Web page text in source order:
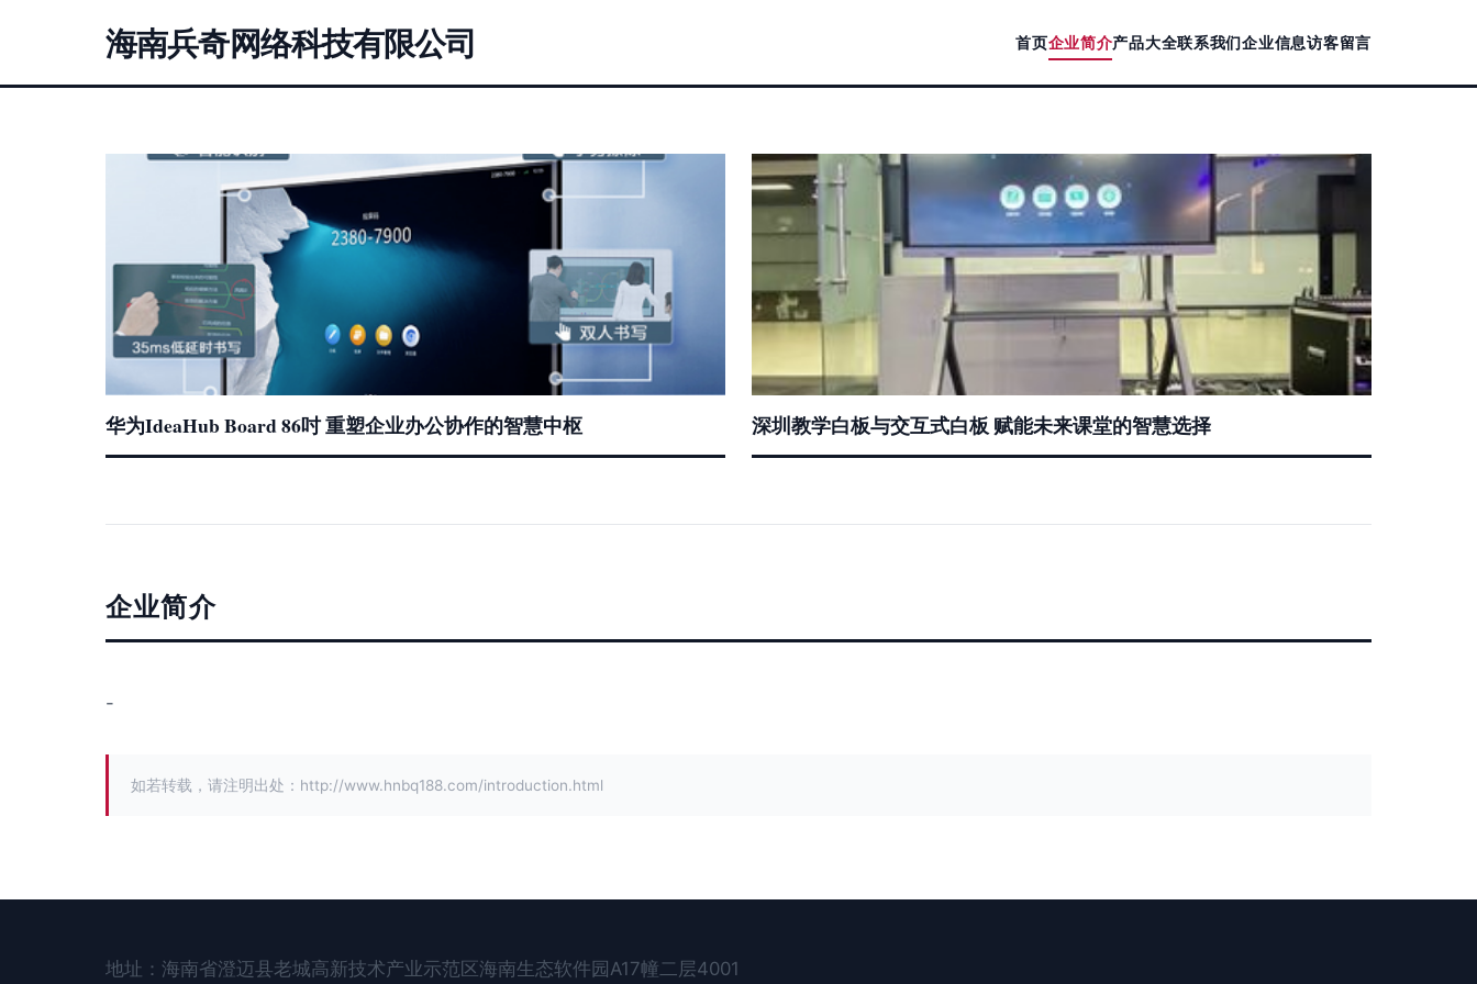
海南兵奇网络科技有限公司 首页企业简介产品大全联系我们企业信息访客留言
华为IdeaHub Board 86吋 重塑企业办公协作的智慧中枢 深圳教学白板与交互式白板 赋能未来课堂的智慧选择
企业简介
-
如若转载，请注明出处：http://www.hnbq188.com/introduction.html
地址：海南省澄迈县老城高新技术产业示范区海南生态软件园A17幢二层4001